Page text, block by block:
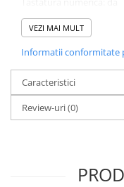
Greutate: 2.0 - 2.49 Kg
Culoare: gri
Model placa video:
VEZI MAI MULT
Informatii conformitate
Caracteristici
Review-uri(0)